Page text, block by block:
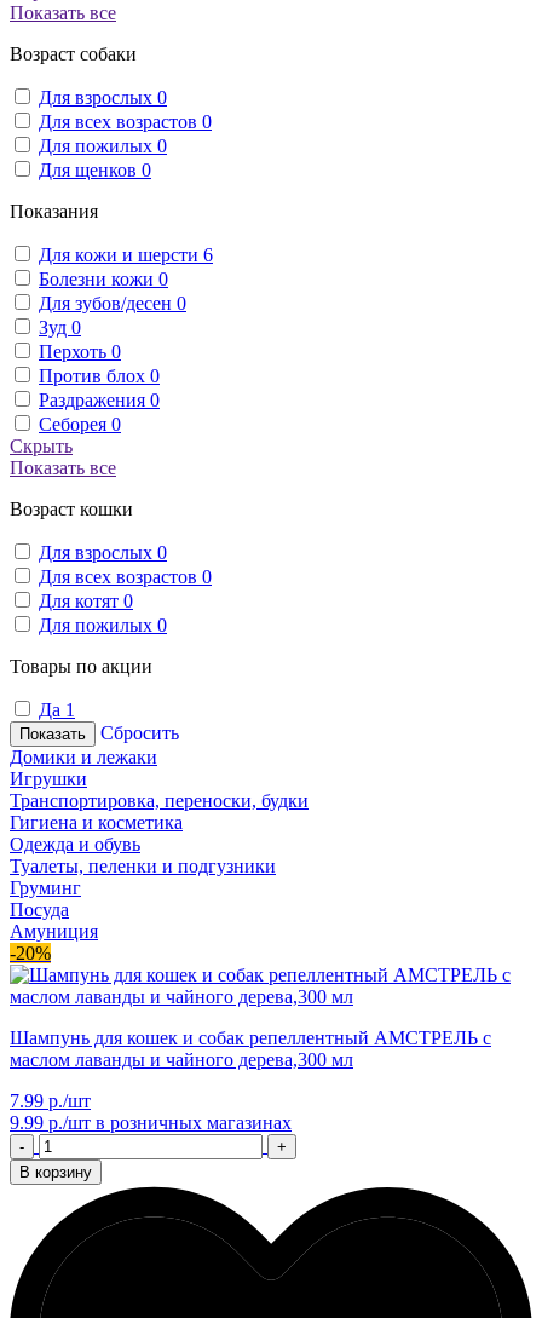
Показать все
Возраст собаки
Для взрослых 0
Для всех возрастов 0
Для пожилых 0
Для щенков 0
Показания
Для кожи и шерсти 6
Болезни кожи 0
Для зубов/десен 0
Зуд 0
Перхоть 0
Против блох 0
Раздражения 0
Себорея 0
Скрыть
Показать все
Возраст кошки
Для взрослых 0
Для всех возрастов 0
Для котят 0
Для пожилых 0
Товары по акции
Да 1
Показать
Сбросить
Домики и лежаки
Игрушки
Транспортировка, переноски, будки
Гигиена и косметика
Одежда и обувь
Туалеты, пеленки и подгузники
Груминг
Посуда
Амуниция
-20%
Шампунь для кошек и собак репеллентный АМСТРЕЛЬ с
маслом лаванды и чайного дерева,300 мл
7.99 р./шт
9.99 р./шт в розничных магазинах
-
+
В корзину